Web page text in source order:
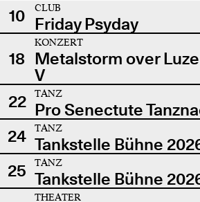
10
CLUB
Friday Psyday
18
KONZERT
Metalstorm over
V
22
TANZ
Pro Senectute
24
TANZ
Tankstelle Bühne
25
TANZ
Tankstelle Bühne
THEATER